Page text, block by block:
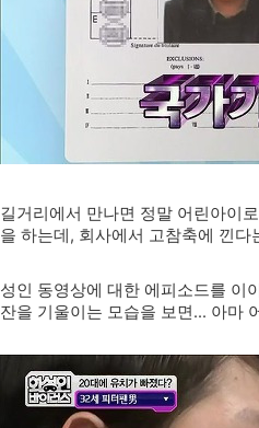
길거리에서 만나면 정말 어린아이
을 하는데, 회사에서 고참축에 낀
성인 동영상에 대한 에피소드를 이
잔을 기울이는 모습을 보면... 아마